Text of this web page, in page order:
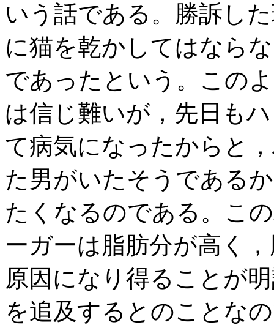
いう話である。勝訴し
に猫を乾かしてはなら
であったという。この
は信じ難いが，先日も
て病気になったからと
た男がいたそうである
たくなるのである。こ
ーガーは脂肪分が高く
原因になり得ることが
を追及するとのことな